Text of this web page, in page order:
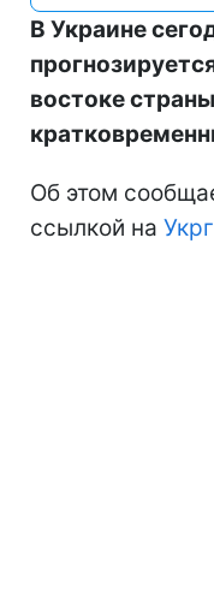
В Украине
востоке
Об этом
ссылкой на